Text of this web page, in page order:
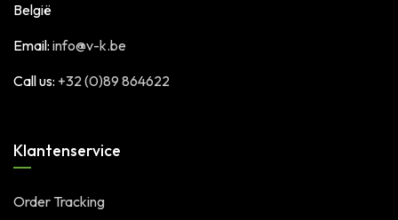
België
Email: info@v-k.be
Call us: +32 (0)89 864622
Klantenservice
Order Tracking